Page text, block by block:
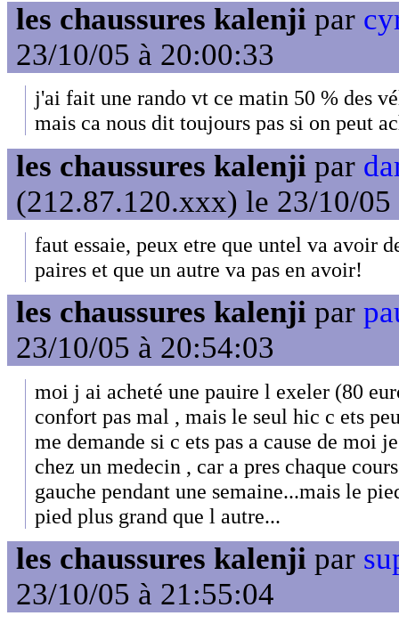
les chaussures kalenji par
23/10/05 à 20:00:33
j'ai fait une rando vt ce matin 50 % des
mais ca nous dit toujours pas si on peut
les chaussures kalenji par
(212.87.120.xxx) le 23/10/05
faut essaie, peux etre que untel va avoir
paires et que un autre va pas en avoir!
les chaussures kalenji par
23/10/05 à 20:54:03
moi j ai acheté une pauire l exeler (80
confort pas mal , mais le seul hic c ets
me demande si c ets pas a cause de moi
chez un medecin , car a pres chaque
gauche pendant une semaine...mais le
pied plus grand que l autre...
les chaussures kalenji par
23/10/05 à 21:55:04